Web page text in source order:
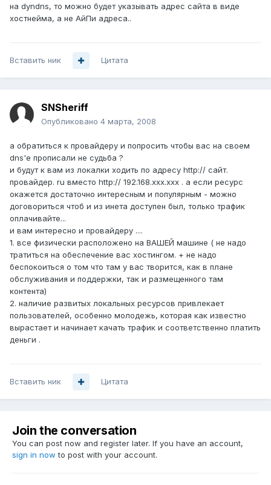
на dyndns, то можно будет указывать адрес сайта в виде
хостнейма, а не АйПи адреса..
Вставить ник Цитата
SNSheriff
Опубликовано 4 марта, 2008
а обратиться к провайдеру и попросить чтобы вас на своем
dns'е прописали не судьба ?
и будут к вам из локалки ходить по адресу http:// сайт.
провайдер. ru вместо http:// 192.168.xxx.xxx . а если ресурс
окажется достаточно интересным и популярным - можно
договориться чтоб и из инета доступен был, только трафик
оплачивайте...
и вам интересно и провайдеру ....
1. все физически расположено на ВАШЕЙ машине ( не надо
тратиться на обеспечение вас хостингом. + не надо
беспокоиться о том что там у вас творится, как в плане
обслуживания и поддержки, так и размещенного там
контента)
2. наличие развитых локальных ресурсов привлекает
пользователей, особенно молодежь, которая как известно
вырастает и начинает качать трафик и соответственно платить
деньги .
Вставить ник Цитата
Join the conversation
You can post now and register later. If you have an account,
sign in now to post with your account.